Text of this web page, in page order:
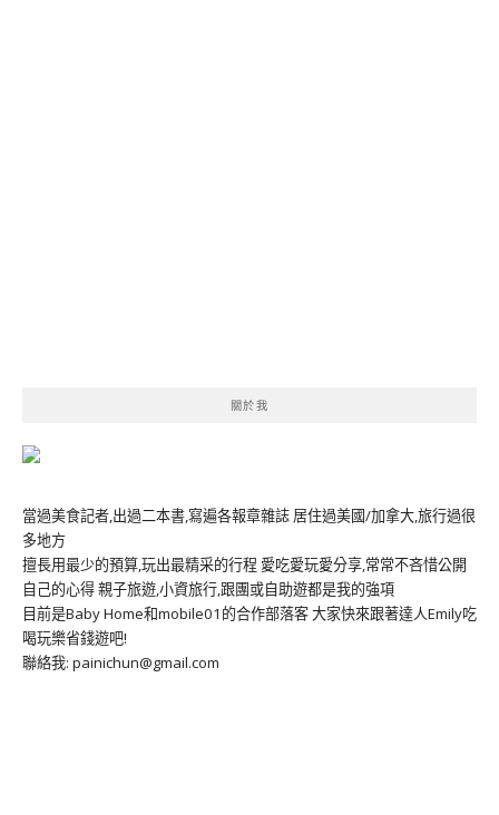
關於我
當過美食記者,出過二本書,寫遍各報章雜誌 居住過美國/加拿大,旅行過很
多地方
擅長用最少的預算,玩出最精采的行程 愛吃愛玩愛分享,常常不吝惜公開
自己的心得 親子旅遊,小資旅行,跟團或自助遊都是我的強項
目前是Baby Home和mobile01的合作部落客 大家快來跟著達人Emily吃
喝玩樂省錢遊吧!
聯絡我: painichun@gmail.com